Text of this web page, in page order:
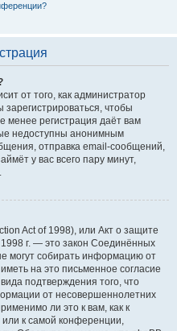
от того, как администратор
чтобы
менее регистрация даёт вам
недоступны анонимным
отправка email-сообщений,
у вас всего пару минут,
Act of 1998), или Акт о защите
г. — это закон Соединённых
могут собирать информацию от
на это письменное согласие
подтверждения того, что
от несовершеннолетних
ли это к вам, как к
к самой конференции,